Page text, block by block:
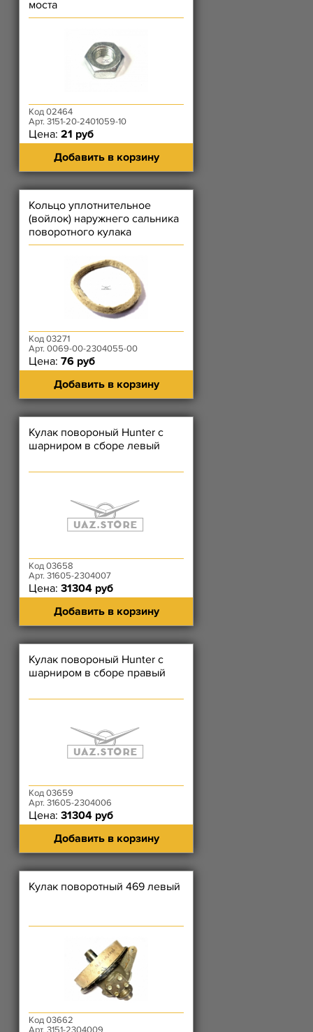
моста
Код 02464
Арт. 3151-20-2401059-10
Цена: 21 руб
Добавить в корзину
Кольцо уплотнительное
(войлок) наружнего сальника
поворотного кулака
Код 03271
Арт. 0069-00-2304055-00
Цена: 76 руб
Добавить в корзину
Кулак повороный Hunter с
шарниром в сборе левый
Код 03658
Арт. 31605-2304007
Цена: 31304 руб
Добавить в корзину
Кулак повороный Hunter с
шарниром в сборе правый
Код 03659
Арт. 31605-2304006
Цена: 31304 руб
Добавить в корзину
Кулак поворотный 469 левый
Код 03662